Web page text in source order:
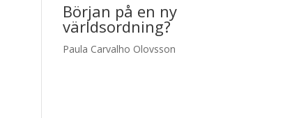
Början på en ny
världsordning?
Paula Carvalho Olovsson